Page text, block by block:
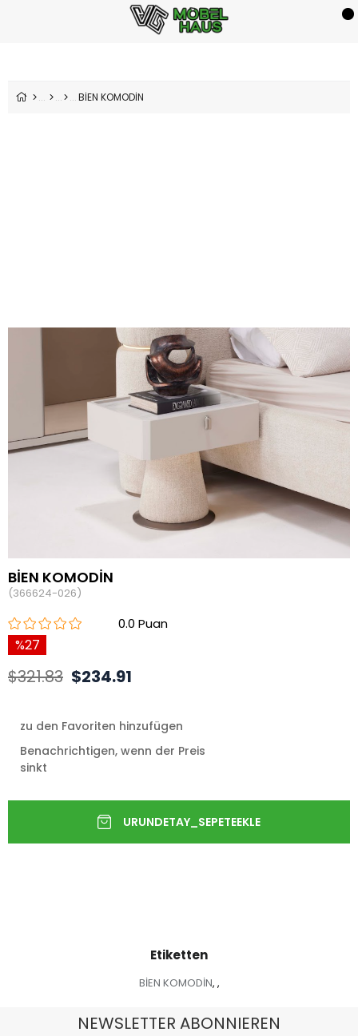
BİEN KOMODİN
BİEN KOMODİN
(366624-026)
0.0
27
$321.83 $234.91
zu den Favoriten hinzufügen
Benachrichtigen, wenn der Preis
sinkt
Etiketten
BİEN KOMODİN, ,
NEWSLETTER ABONNIEREN